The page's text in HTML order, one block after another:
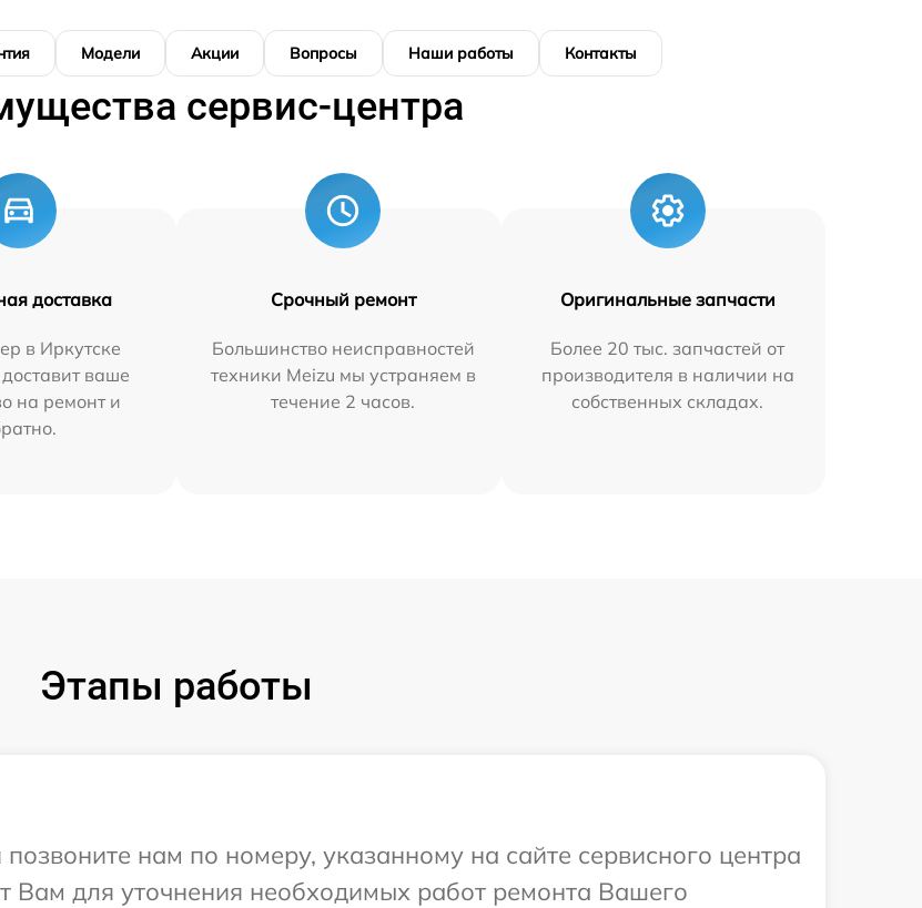
Модели Акции Вопросы Наши работы Контакты
сервис-центра
доставка
в Иркутске
ваше
на ремонт и
Срочный ремонт
Большинство неисправностей
техники Meizu мы устраняем в
течение 2 часов.
Оригинальные запчасти
Более 20 тыс. запчастей от
производителя в наличии на
собственных складах.
Этапы работы
нам по номеру, указанному на сайте сервисного центра
Вам для уточнения необходимых работ ремонта Вашего